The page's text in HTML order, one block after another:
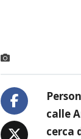
calle
cerca